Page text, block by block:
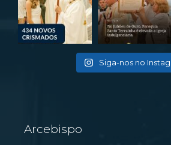
Siga-nos no
Arcebispo